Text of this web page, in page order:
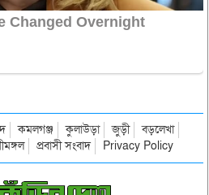
কমলগঞ্জ কুলাউড়া জুড়ী
বড়লেখা
প্রবাসী সংবাদ Privacy Policy